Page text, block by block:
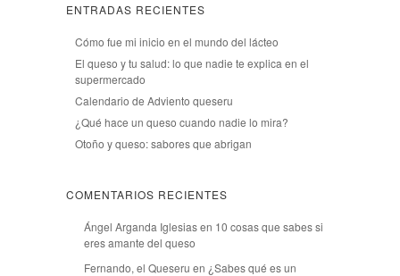
ENTRADAS RECIENTES
Cómo fue mi inicio en el mundo del lácteo
El queso y tu salud: lo que nadie te explica en el
supermercado
Calendario de Adviento queseru
¿Qué hace un queso cuando nadie lo mira?
Otoño y queso: sabores que abrigan
COMENTARIOS RECIENTES
Ángel Arganda Iglesiasen 10 cosas que sabes si
eres amante del queso
Fernando, el Queseru en ¿Sabes qué es un